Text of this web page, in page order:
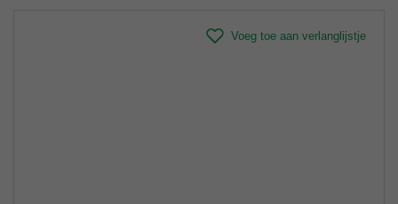
Voeg toe aan verlanglijstje